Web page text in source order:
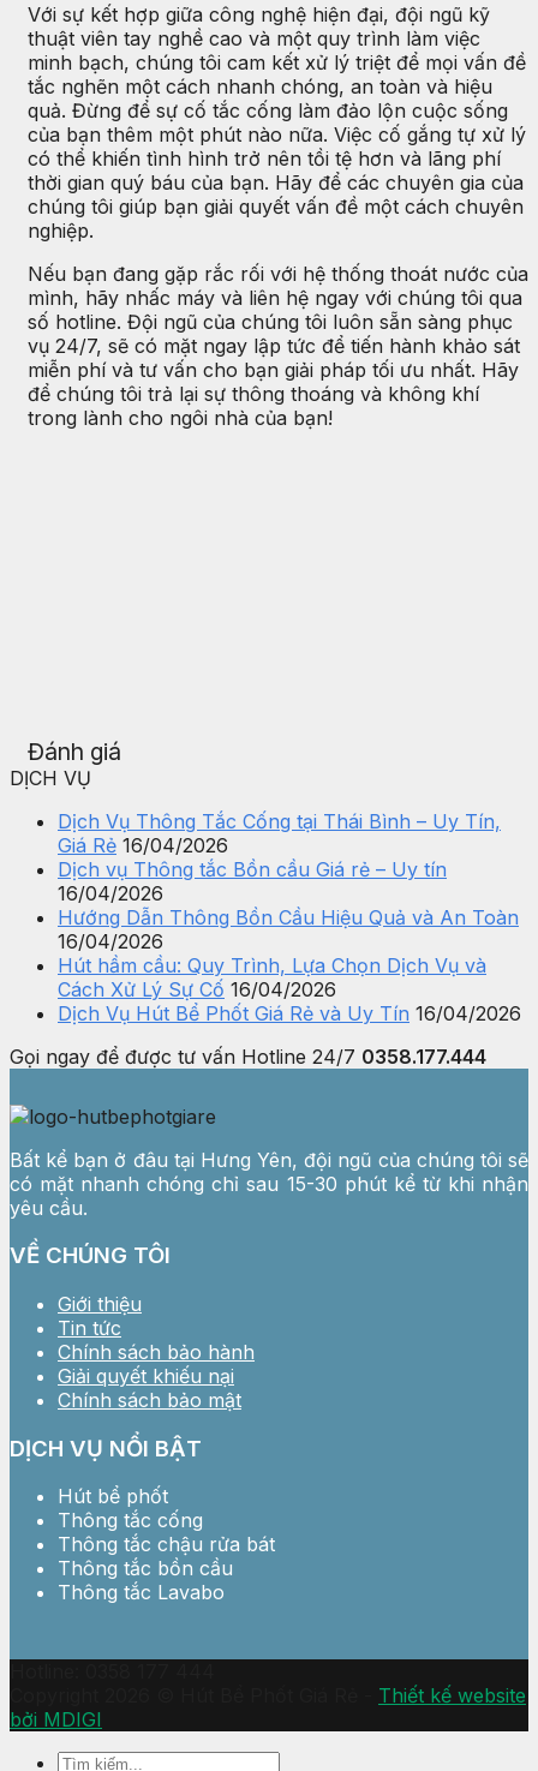
Với sự kết hợp giữa công nghệ hiện đại, đội ngũ kỹ
thuật viên tay nghề cao và một quy trình làm việc
minh bạch, chúng tôi cam kết xử lý triệt để mọi vấn đề
tắc nghẽn một cách nhanh chóng, an toàn và hiệu
quả. Đừng để sự cố tắc cống làm đảo lộn cuộc sống
của bạn thêm một phút nào nữa. Việc cố gắng tự xử lý
có thể khiến tình hình trở nên tồi tệ hơn và lãng phí
thời gian quý báu của bạn. Hãy để các chuyên gia của
chúng tôi giúp bạn giải quyết vấn đề một cách chuyên
nghiệp.
Nếu bạn đang gặp rắc rối với hệ thống thoát nước của
mình, hãy nhấc máy và liên hệ ngay với chúng tôi qua
số hotline. Đội ngũ của chúng tôi luôn sẵn sàng phục
vụ 24/7, sẽ có mặt ngay lập tức để tiến hành khảo sát
miễn phí và tư vấn cho bạn giải pháp tối ưu nhất. Hãy
để chúng tôi trả lại sự thông thoáng và không khí
trong lành cho ngôi nhà của bạn!
Đánh giá
DỊCH VỤ
Dịch Vụ Thông Tắc Cống tại Thái Bình – Uy Tín,
Giá Rẻ 16/04/2026
Dịch vụ Thông tắc Bồn cầu Giá rẻ – Uy tín
16/04/2026
Hướng Dẫn Thông Bồn Cầu Hiệu Quả và An Toàn
16/04/2026
Hút hầm cầu: Quy Trình, Lựa Chọn Dịch Vụ và
Cách Xử Lý Sự Cố 16/04/2026
Dịch Vụ Hút Bể Phốt Giá Rẻ và Uy Tín 16/04/2026
Gọi ngay để được tư vấn Hotline 24/7 0358.177.444
Bất kể bạn ở đâu tại Hưng Yên, đội ngũ của chúng tôi sẽ
có mặt nhanh chóng chỉ sau 15-30 phút kể từ khi nhận
yêu cầu.
VỀ CHÚNG TÔI
Giới thiệu
Tin tức
Chính sách bảo hành
Giải quyết khiếu nại
Chính sách bảo mật
DỊCH VỤ NỔI BẬT
Hút bể phốt
Thông tắc cống
Thông tắc chậu rửa bát
Thông tắc bồn cầu
Thông tắc Lavabo
Thiết kế website
bởi MDIGI